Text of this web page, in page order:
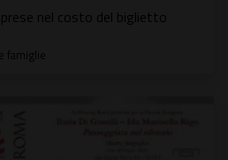
nel costo del biglietto
famiglie